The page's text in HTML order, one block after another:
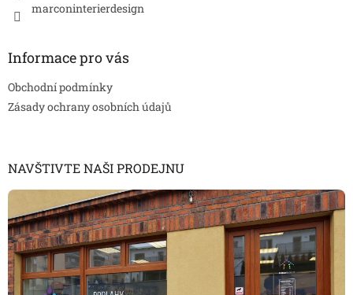
marconinterierdesign
Informace pro vás
Obchodní podmínky
Zásady ochrany osobních údajů
NAVŠTIVTE NAŠI PRODEJNU